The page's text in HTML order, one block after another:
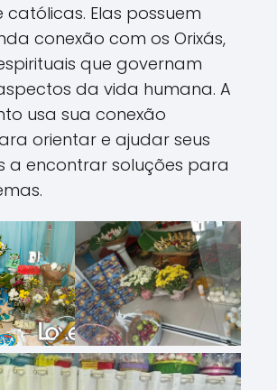
católicas. Elas possuem
conexão com os Orixás,
que governam
da vida humana. A
usa sua conexão
orientar e ajudar seus
a encontrar soluções para